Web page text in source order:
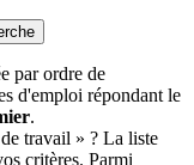
par ordre de
d'emploi répondant le
.
travail » ? La liste
critères. Parmi